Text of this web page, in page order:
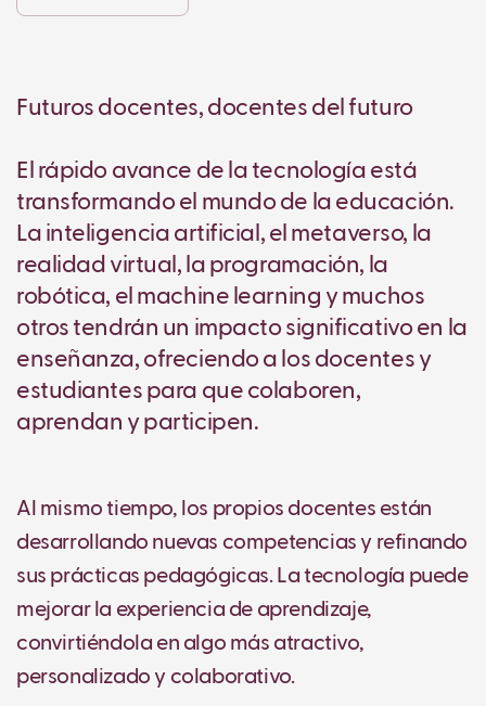
Futuros docentes, docentes del futuro
El rápido avance de la tecnología está
transformando el mundo de la educación.
La inteligencia artificial, el metaverso, la
realidad virtual, la programación, la
robótica, el machine learning y muchos
otros tendrán un impacto significativo en la
enseñanza, ofreciendo a los docentes y
estudiantes para que colaboren,
aprendan y participen.
Al mismo tiempo, los propios docentes están
desarrollando nuevas competencias y refinando
sus prácticas pedagógicas. La tecnología puede
mejorar la experiencia de aprendizaje,
convirtiéndola en algo más atractivo,
personalizado y colaborativo.